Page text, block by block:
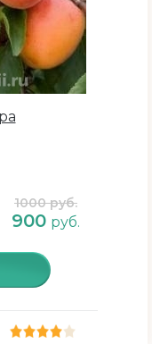
1000 руб.
900 руб.